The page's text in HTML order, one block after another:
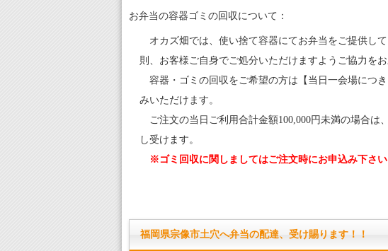
お弁当の容器ゴミの回収について：
オカズ畑では、使い捨て容器にてお弁当をご提供し
則、お客様ご自身でご処分いただけますようご協力をお
容器・ゴミの回収をご希望の方は【当日一会場につ
みいただけます。
ご注文の当日ご利用合計金額100,000円未満の場合は
し受けます。
※ゴミ回収に関しましてはご注文時にお申込み下さ
福岡県宗像市土穴へ弁当の配達、受け賜ります！！